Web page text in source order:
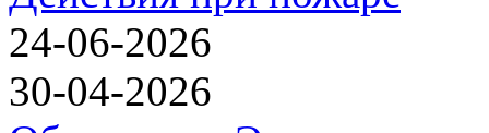
24-06-2026
30-04-2026